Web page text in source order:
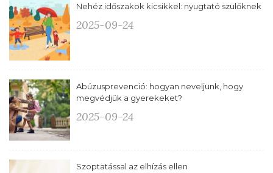
Nehéz időszakok kicsikkel: nyugtató szülőknek
2025-09-24
Abúzusprevenció: hogyan neveljünk, hogy
megvédjük a gyerekeket?
2025-09-24
Szoptatással az elhízás ellen